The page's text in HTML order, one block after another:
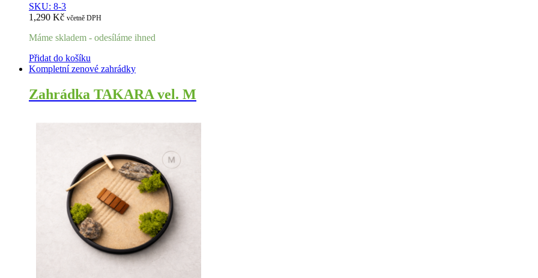
SKU: 8-3
1,290 Kč včetně DPH
Máme skladem - odesíláme ihned
Přidat do košíku
Kompletní zenové zahrádky
Zahrádka TAKARA vel. M